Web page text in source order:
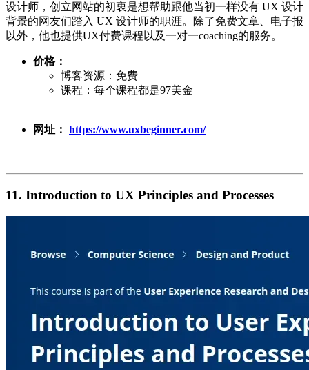
设计师，创立网站的初衷是想帮助跟他当初一样没有 UX 设计
背景的网友们踏入 UX 设计师的职涯。除了免费文章、电子报
以外，他也提供UX付费课程以及一对一coaching的服务。
价格：
博客资源：免费
课程：每个课程都是97美金
网址： https://www.uxbeginner.com/
11. Introduction to UX Principles and Processes